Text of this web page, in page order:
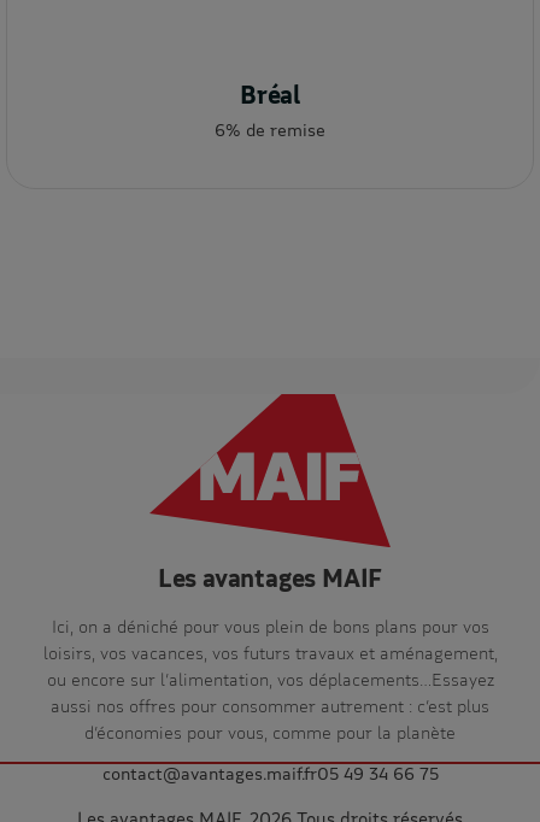
Bréal
6% de remise
Les avantages MAIF
Ici, on a déniché pour vous plein de bons plans pour vos
loisirs, vos vacances, vos futurs travaux et aménagement,
ou encore sur l’alimentation, vos déplacements…Essayez
aussi nos offres pour consommer autrement : c’est plus
d’économies pour vous, comme pour la planète
contact@avantages.maif.fr05 49 34 66 75